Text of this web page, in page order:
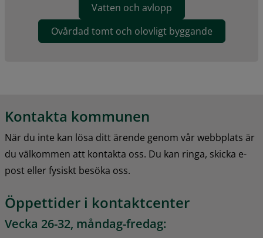
Vatten och avlopp
Ovårdad tomt och olovligt byggande
Kontakta kommunen
När du inte kan lösa ditt ärende genom vår webbplats är
du välkommen att kontakta oss. Du kan ringa, skicka e-
post eller fysiskt besöka oss.
Öppettider i kontaktcenter
Vecka 26-32, måndag-fredag: